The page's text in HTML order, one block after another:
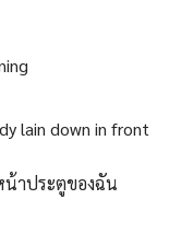
lain down in front
าประตูของฉัน